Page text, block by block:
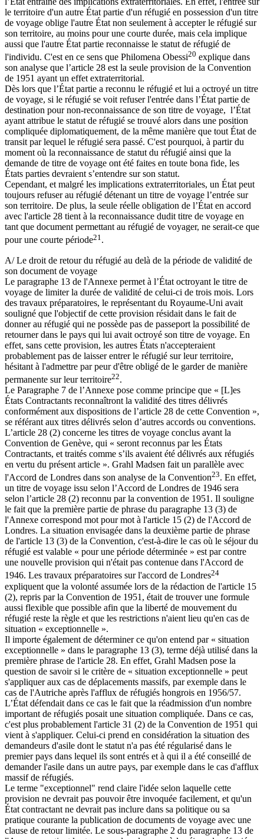
le territoire d'un autre État partie d'un réfugié en possession d'un titre
de voyage oblige l'autre État non seulement à accepter le réfugié sur
son territoire, au moins pour une courte durée, mais cela implique
aussi que l'autre État partie reconnaisse le statut de réfugié de
l'individu. C'est en ce sens que Philomena Obessi20 explique dans
son analyse que l’article 28 est la seule provision de la Convention
de 1951 ayant un effet extraterritorial.
Dès lors que l’État partie a reconnu le réfugié et lui a octroyé un titre
de voyage, si le réfugié se voit refuser l'entrée dans l’État partie de
destination pour non-reconnaissance de son titre de voyage, l’État
ayant attribue le statut de réfugié se trouvé alors dans une position
compliquée diplomatiquement, de la même manière que tout État de
transit par lequel le réfugié sera passé. C'est pourquoi, à partir du
moment où la reconnaissance de statut du réfugié ainsi que la
demande de titre de voyage ont été faites en toute bona fide, les
États parties devraient s’entendre sur son statut.
Cependant, et malgré les implications extraterritoriales, un État peut
toujours refuser au réfugié détenant un titre de voyage l’entrée sur
son territoire. De plus, la seule réelle obligation de l’État en accord
avec l'article 28 tient à la reconnaissance dudit titre de voyage en
tant que document permettant au réfugié de voyager, ne serait-ce que
pour une courte période21 .
A/ Le droit de retour du réfugié au delà de la période de validité de
son document de voyage
Le paragraphe 13 de l'Annexe permet à l’État octroyant le titre de
voyage de limiter la durée de validité de celui-ci de trois mois. Lors
des travaux préparatoires, le représentant du Royaume-Uni avait
souligné que l'objectif de cette provision résidait dans le fait de
donner au réfugié qui ne possède pas de passeport la possibilité de
retourner dans le pays qui lui avait octroyé son titre de voyage. En
effet, sans cette provision, les autres États n'accepteraient
probablement pas de laisser entrer le réfugié sur leur territoire,
hésitant à l'admettre par peur d'être obligé de le garder de manière
permanente sur leur territoire22.
Le Paragraphe 7 de l’Annexe pose comme principe que « [L]es
États Contractants reconnaîtront la validité des titres délivrés
conformément aux dispositions de l’article 28 de cette Convention »,
se référant aux titres délivrés selon d’autres accords ou conventions.
L’article 28 (2) concerne les titres de voyage conclus avant la
Convention de Genève, qui « seront reconnus par les États
Contractants, et traités comme s’ils avaient été délivrés aux réfugiés
en vertu du présent article ». Grahl Madsen fait un parallèle avec
l'Accord de Londres dans son analyse de la Convention23. En effet,
un titre de voyage issu selon l’Accord de Londres de 1946 sera
selon l’article 28 (2) reconnu par la convention de 1951. Il souligne
le fait que la première partie de phrase du paragraphe 13 (3) de
l'Annexe correspond mot pour mot à l'article 15 (2) de l'Accord de
Londres. La situation envisagée dans la deuxième partie de phrase
de l'article 13 (3) de la Convention, c'est-à-dire le cas où le séjour du
réfugié est valable « pour une période déterminée » est par contre
une nouvelle provision qui n'était pas contenue dans l'Accord de
1946. Les travaux préparatoires sur l'accord de Londres24
expliquent que la volonté assumée lors de la rédaction de l'article 15
(2), repris par la Convention de 1951, était de trouver une formule
aussi flexible que possible afin que la liberté de mouvement du
réfugié reste la règle et que les restrictions n'aient lieu qu'en cas de
situation « exceptionnelle ».
Il importe également de déterminer ce qu'on entend par « situation
exceptionnelle » dans le paragraphe 13 (3), terme déjà utilisé dans la
première phrase de l'article 28. En effet, Grahl Madsen pose la
question de savoir si le critère de « situation exceptionnelle » peut
s'appliquer aux cas de déplacements massifs, par exemple dans le
cas de l'Autriche après l'afflux de réfugiés hongrois en 1956/57.
L’État défendait dans ce cas le fait que la réadmission d'un nombre
important de réfugiés posait une situation compliquée. Dans ce cas,
c'est plus probablement l'article 31 (2) de la Convention de 1951 qui
vient à s'appliquer. Celui-ci prend en considération la situation des
demandeurs d'asile dont le statut n'a pas été régularisé dans le
premier pays dans lequel ils sont entrés et à qui il a été conseillé de
demander l'asile dans un autre pays, par exemple dans le cas d'afflux
massif de réfugiés.
Le terme "exceptionnel" rend claire l'idée selon laquelle cette
provision ne devrait pas pouvoir être invoquée facilement, et qu'un
État contractant ne devrait pas inclure dans sa politique ou sa
pratique courante la publication de documents de voyage avec une
clause de retour limitée. Le sous-paragraphe 2 du paragraphe 13 de